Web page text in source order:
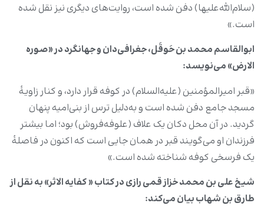
(سلام‌الله‌علیها) دفن شده است، روایت‌های دیگری نیز نقل شده
است.»
ابوالقاسم محمد بن حَوقَل، جغرافی‌دان و جهانگرد در «صوره
الارض» می‌نویسد:
«قبر امیرالمؤمنین (علیه‌السلام) در کوفه قرار دارد، و کنار زاویۀ
مسجد جامع دفن شده است و به‌دلیل ترس از بنی‌امیه پنهان
گردید. در آن محل دکان یک علاف (علوفه‌فروش) بود؛ اما بیشتر
فرزندان او می‌گویند قبر در همان جایی است که اکنون در فاصلۀ
یک فرسخی کوفه شناخته شده است.»
شیخ علی بن محمد خزاز قمی رازی در کتاب «کفایه الاثر» به نقل از
طارق بن شهاب بیان می‌کند: